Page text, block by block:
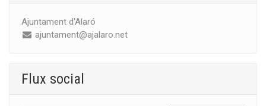
Ajuntament d'Alaró
ajuntament@ajalaro.net
Flux social